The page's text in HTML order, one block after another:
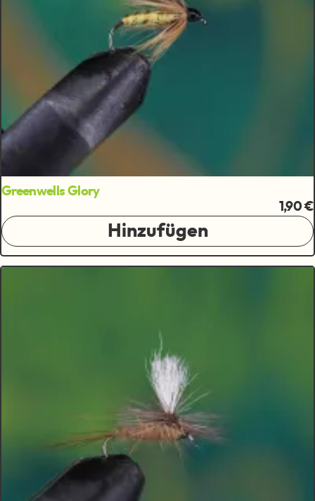
Greenwells Glory
1,90 €
Hinzufügen